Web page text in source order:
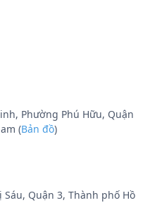
Phường Phú Hữu, Quận
(Bản đồ)
Quận 3, Thành phố Hồ